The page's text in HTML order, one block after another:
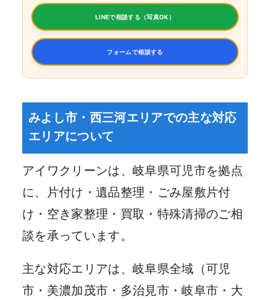
LINEで相談する（写真OK）
フォームで相談する
みよし市・西三河エリアでの主な対応
エリアについて
アイワクリーンは、岐阜県可児市を拠点
に、片付け・遺品整理・ごみ屋敷片付
け・空き家整理・買取・特殊清掃のご相
談を承っています。
主な対応エリアは、岐阜県全域（可児
市・美濃加茂市・多治見市・岐阜市・大